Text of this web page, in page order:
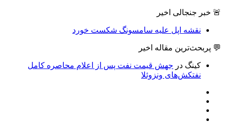
🚨 خبر جنجالی اخیر
نقشه اپل علیه سامسونگ شکست خورد
💬 پربحث‌ترین مقاله اخیر
کینگ در جهش قیمت نفت پس از اعلام محاصره کامل
نفتکش‌های ونزوئلا